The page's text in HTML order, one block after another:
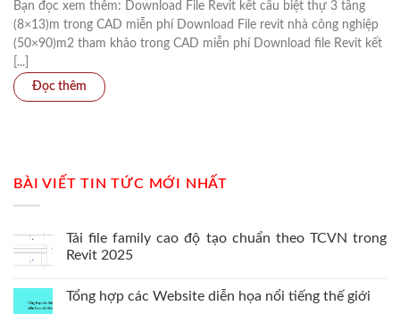
Bạn đọc xem thêm: Download File Revit kết cấu biệt thự 3 tầng
(8×13)m trong CAD miễn phí Download File revit nhà công nghiệp
(50×90)m2 tham khảo trong CAD miễn phí Download file Revit kết
[...]
BÀI VIẾT TIN TỨC MỚI NHẤT
Tải file family cao độ tạo chuẩn theo TCVN trong
Revit 2025
Tổng hợp các Website diễn họa nổi tiếng thế giới